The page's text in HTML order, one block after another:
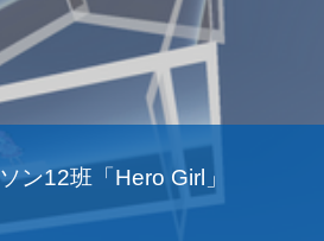
ン12班「Hero Girl」